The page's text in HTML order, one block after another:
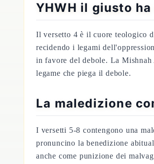
YHWH il giusto
Il versetto 4 è il cuore teologico
recidendo i legami
in favore del debole. La
legame che piega il debole.
La maledizione
I versetti 5-8 contengono una
pronuncino la benedizione
anche come punizione dei